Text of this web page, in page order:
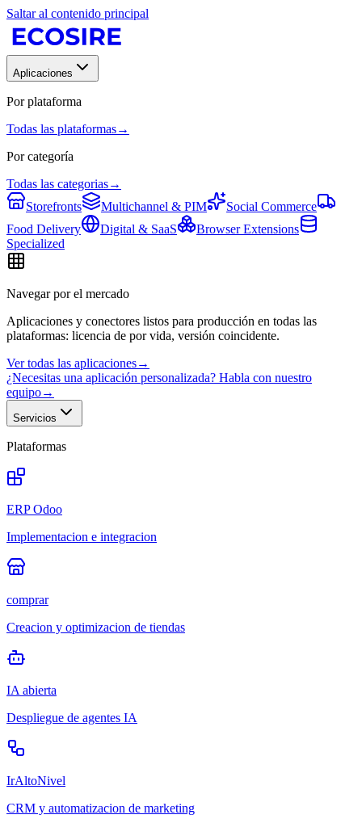
Saltar al contenido principal
Aplicaciones
Por plataforma
Todas las plataformas→
Por categoría
Todas las categorias→
Storefronts
Multichannel & PIM
Social Commerce
Food Delivery
Digital & SaaS
Browser Extensions
Specialized
Navegar por el mercado
Aplicaciones y conectores listos para producción en todas las
plataformas: licencia de por vida, versión coincidente.
Ver todas las aplicaciones→
¿Necesitas una aplicación personalizada? Habla con nuestro
equipo→
Servicios
Plataformas
ERP Odoo
Implementacion e integracion
comprar
Creacion y optimizacion de tiendas
IA abierta
Despliegue de agentes IA
IrAltoNivel
CRM y automatizacion de marketing